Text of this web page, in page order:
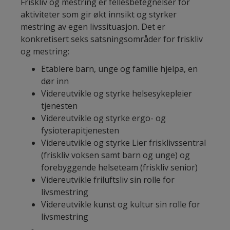
aktiviteter som gir økt innsikt og styrker
mestring av egen livssituasjon. Det er
konkretisert seks satsningsområder for friskliv
og mestring:
Etablere barn, unge og familie hjelpa, en
dør inn
Videreutvikle og styrke helsesykepleier
tjenesten
Videreutvikle og styrke ergo- og
fysioterapitjenesten
Videreutvikle og styrke Lier frisklivssentral
(friskliv voksen samt barn og unge) og
forebyggende helseteam (friskliv senior)
Videreutvikle friluftsliv sin rolle for
livsmestring
Videreutvikle kunst og kultur sin rolle for
livsmestring